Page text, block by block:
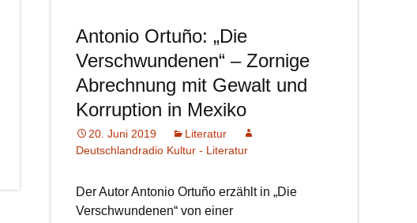
Antonio Ortuño: „Die
Verschwundenen“ – Zornige
Abrechnung mit Gewalt und
Korruption in Mexiko
20. Juni 2019
Literatur
Deutschlandradio Kultur - Literatur
Der Autor Antonio Ortuño erzählt in „Die
Verschwundenen“ von einer